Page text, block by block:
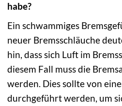
habe?
Ein schwammiges
neuer Bremsschläuche
hin, dass sich Luft im
diesem Fall muss die
werden. Dies sollte von
durchgeführt werden, um